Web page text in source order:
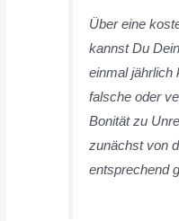
Über eine
kannst Du
einmal jährlich
falsche oder
Bonität zu
zunächst von
entsprechend